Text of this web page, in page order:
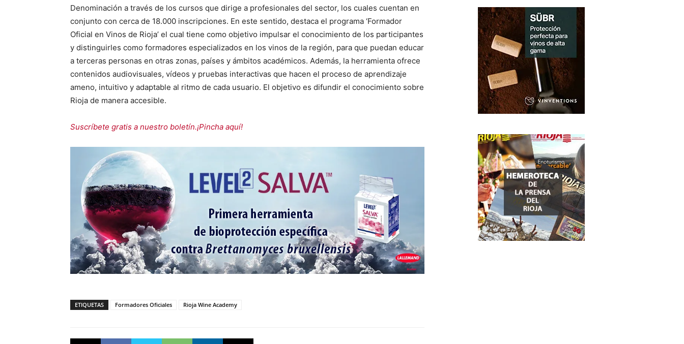
Denominación a través de los cursos que dirige a profesionales del sector, los cuales cuentan en
conjunto con cerca de 18.000 inscripciones. En este sentido, destaca el programa ‘Formador
Oficial en Vinos de Rioja’ el cual tiene como objetivo impulsar el conocimiento de los participantes
y distinguirles como formadores especializados en los vinos de la región, para que puedan educar
a terceras personas en otras zonas, países y ámbitos académicos. Además, la herramienta ofrece
contenidos audiovisuales, vídeos y pruebas interactivas que hacen el proceso de aprendizaje
ameno, intuitivo y adaptable al ritmo de cada usuario. El objetivo es difundir el conocimiento sobre
Rioja de manera accesible.
Suscríbete gratis a nuestro boletín.¡Pincha aquí!
ETIQUETAS Formadores Oficiales Rioja Wine Academy